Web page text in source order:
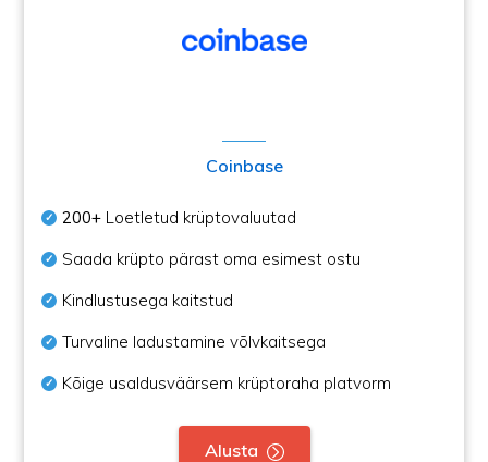
Coinbase
200+ Loetletud krüptovaluutad
Saada krüpto pärast oma esimest ostu
Kindlustusega kaitstud
Turvaline ladustamine võlvkaitsega
Kõige usaldusväärsem krüptoraha platvorm
Alusta